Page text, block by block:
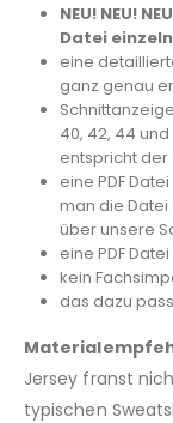
NEU! NEU!
Datei
eine
ganz genau
40, 42, 44
entspricht der
eine PDF
man die Datei
über unsere
eine PDF
kein
das dazu
Jersey franst
typischen